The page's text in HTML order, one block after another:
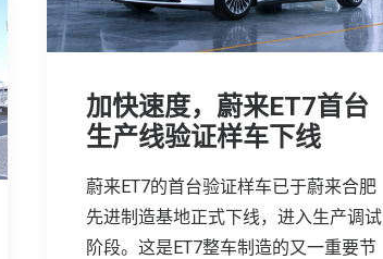
加快速度，蔚来ET7首台
生产线验证样车下线
蔚来ET7的首台验证样车已于蔚来合肥
先进制造基地正式下线，进入生产调试
阶段。这是ET7整车制造的又一重要节